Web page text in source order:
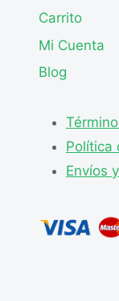
Carrito
Mi Cuenta
Blog
Política
Envíos